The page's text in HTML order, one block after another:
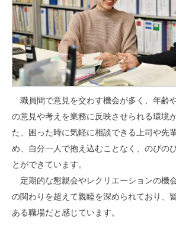
職員間で意見を交わす機会が多く、年齢
の意見や考えを業務に反映させられる環境
た、困った時に気軽に相談できる上司や先
め、自分一人で抱え込むことなく、のびの
とができています。
定期的な懇親会やレクリエーションの機
の関わりを超えて親睦を深められており、
ある職場だと感じています。